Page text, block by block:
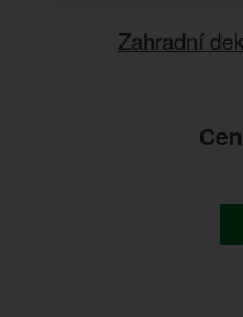
Zahradní